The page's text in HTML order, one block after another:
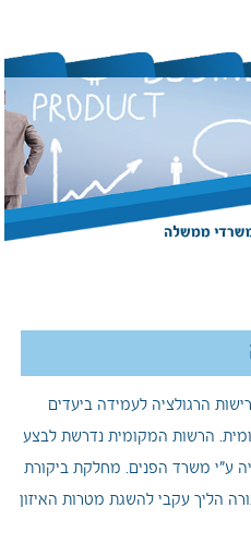
הרגולציה לעמידה ביעדים
הרשות המקומית נדרשת לבצע
ע"י משרד הפנים. מחלקת ביקורת
הליך עקבי להשגת מטרות האיזון